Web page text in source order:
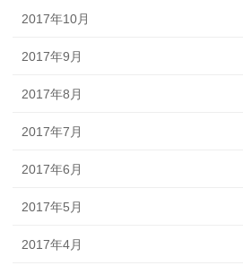
2017年10月
2017年9月
2017年8月
2017年7月
2017年6月
2017年5月
2017年4月